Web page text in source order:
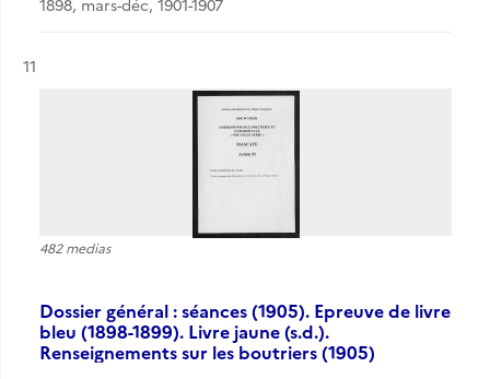
1898, mars-déc, 1901-1907
Résultat n°
11
482 medias
Dossier général : séances (1905). Epreuve de livre
bleu (1898-1899). Livre jaune (s.d.).
Renseignements sur les boutriers (1905)